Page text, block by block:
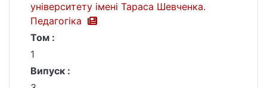
університету імені Тараса Шевченка.
Педагогіка
Том :
1
Випуск :